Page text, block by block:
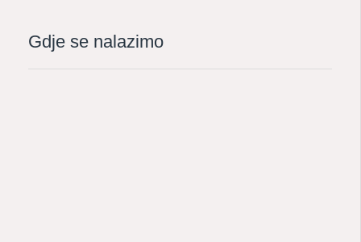
Gdje se nalazimo